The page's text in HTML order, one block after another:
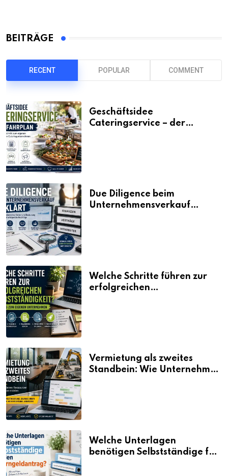
BEITRÄGE
RECENT POPULAR COMMENT
Geschäftsidee
Cateringservice – der
Due Diligence beim
Unternehmensverkauf
Welche Schritte führen zur
erfolgreichen
Vermietung als zweites
Standbein: Wie Unternehmen
Welche Unterlagen
benötigen Selbstständige für